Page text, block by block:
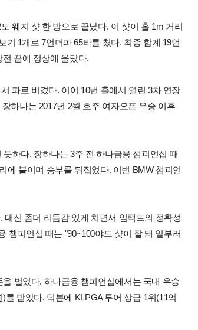
웨지 샷 한 방으로 끝났다. 이 샷이 홀 1m 거리
1개로 7언더파 65타를 쳤다. 최종 합계 19언
끝에 정상에 올랐다.
파로 비겼다. 이어 10번 홀에서 열린 3차 연장
하나는 2017년 2월 호주 여자오픈 우승 이후
듯하다. 장하나는 3주 전 하나금융 챔피언십 때
에 붙이며 승부를 뒤집었다. 이번 BMW 챔피언
신 좀더 리듬감 있게 치면서 임팩트의 정확성
챔피언십 때는 "90~100야드 샷이 잘 돼 일부러
벌었다. 하나금융 챔피언십에서는 국내 우승
받았다. 덕분에 KLPGA 투어 상금 1위(11억